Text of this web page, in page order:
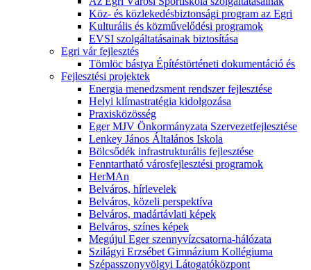
Köz- és közlekedésbiztonsági program az Egri
Kulturális és közművelődési programok
EVSI szolgáltatásainak biztosítása
Egri vár fejlesztés
Tömlöc bástya Építéstörténeti dokumentáció és
Fejlesztési projektek
Energia menedzsment rendszer fejlesztése
Helyi klímastratégia kidolgozása
Praxisközösség
Eger MJV Önkormányzata Szervezetfejlesztése
Lenkey János Általános Iskola
Bölcsődék infrastrukturális fejlesztése
Fenntartható városfejlesztési programok
HerMAn
Belváros, hírlevelek
Belváros, közeli perspektíva
Belváros, madártávlati képek
Belváros, színes képek
Megújul Eger szennyvízcsatorna-hálózata
Szilágyi Erzsébet Gimnázium Kollégiuma
Szépasszonyvölgyi Látogatóközpont